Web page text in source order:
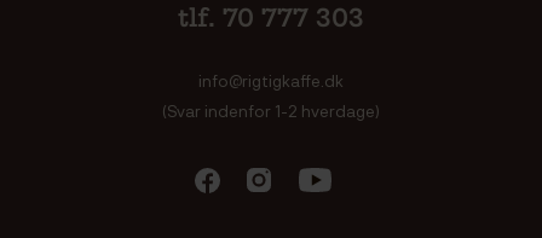
tlf. 70 777 303
info@rigtigkaffe.dk
(Svar indenfor 1-2 hverdage)